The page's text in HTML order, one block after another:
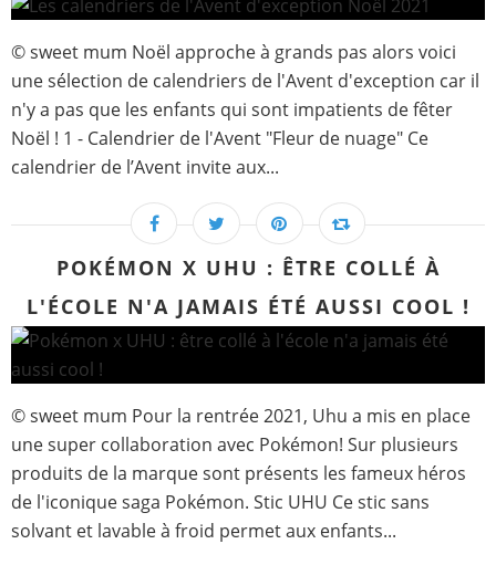
© sweet mum Noël approche à grands pas alors voici
une sélection de calendriers de l'Avent d'exception car il
n'y a pas que les enfants qui sont impatients de fêter
Noël ! 1 - Calendrier de l'Avent "Fleur de nuage" Ce
calendrier de l’Avent invite aux...
POKÉMON X UHU : ÊTRE COLLÉ À
L'ÉCOLE N'A JAMAIS ÉTÉ AUSSI COOL !
© sweet mum Pour la rentrée 2021, Uhu a mis en place
une super collaboration avec Pokémon! Sur plusieurs
produits de la marque sont présents les fameux héros
de l'iconique saga Pokémon. Stic UHU Ce stic sans
solvant et lavable à froid permet aux enfants...